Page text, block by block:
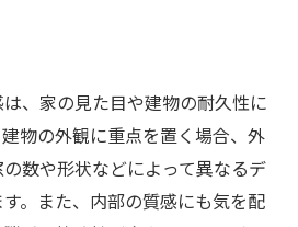
、家の見た目や建物の耐久性に
物の外観に重点を置く場合、外
数や形状などによって異なるデ
。また、内部の質感にも気を配